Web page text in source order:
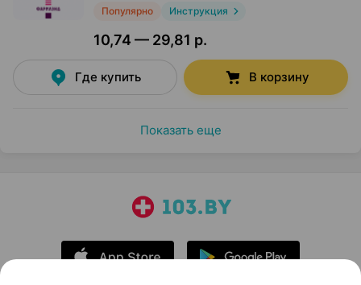
Популярно Инструкция
10,74 — 29,81 р.
Где купить В корзину
Показать еще